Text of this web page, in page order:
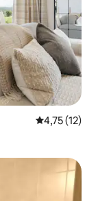
Nilai rata-
4,75 (12)